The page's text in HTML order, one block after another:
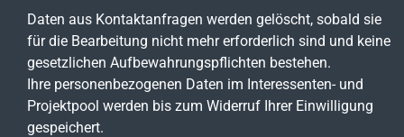
Daten aus Kontaktanfragen werden gelöscht, sobald sie
für die Bearbeitung nicht mehr erforderlich sind und keine
gesetzlichen Aufbewahrungspflichten bestehen.
Ihre personenbezogenen Daten im Interessenten- und
Projektpool werden bis zum Widerruf Ihrer Einwilligung
gespeichert.